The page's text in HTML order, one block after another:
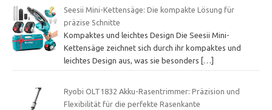
Seesii Mini-Kettensäge: Die kompakte Lösung für
präzise Schnitte
Kompaktes und leichtes Design Die Seesii Mini-
Kettensäge zeichnet sich durch ihr kompaktes und
leichtes Design aus, was sie besonders
[…]
Ryobi OLT1832 Akku-Rasentrimmer: Präzision und
Flexibilität für die perfekte Rasenkante